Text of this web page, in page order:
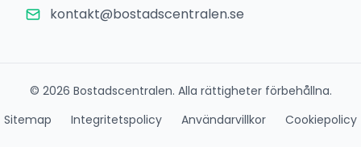
kontakt@bostadscentralen.se
© 2026 Bostadscentralen. Alla rättigheter förbehållna.
Sitemap
Integritetspolicy Användarvillkor Cookiepolicy